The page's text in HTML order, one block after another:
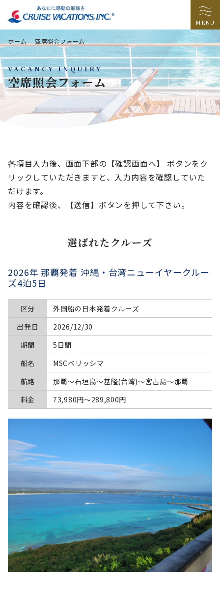
MENU
VACANCY INQUIRY
空席照会フォーム
ホーム - 空席照会フォーム
各項目入力後、画面下部の【確認画面へ】 ボタンをク
リックしていただきますと、入力内容を確認していた
だけます。
内容を確認後、【送信】ボタンを押して下さい。
選ばれたクルーズ
2026年 那覇発着 沖縄・台湾ニューイヤークルー
ズ4泊5日
区分
外国船の日本発着クルーズ
出発日
2026/12/30
期間
5日間
船名
MSCベリッシマ
航路
那覇～石垣島～基隆(台湾)～宮古島～那覇
料金
73,980円〜289,800円